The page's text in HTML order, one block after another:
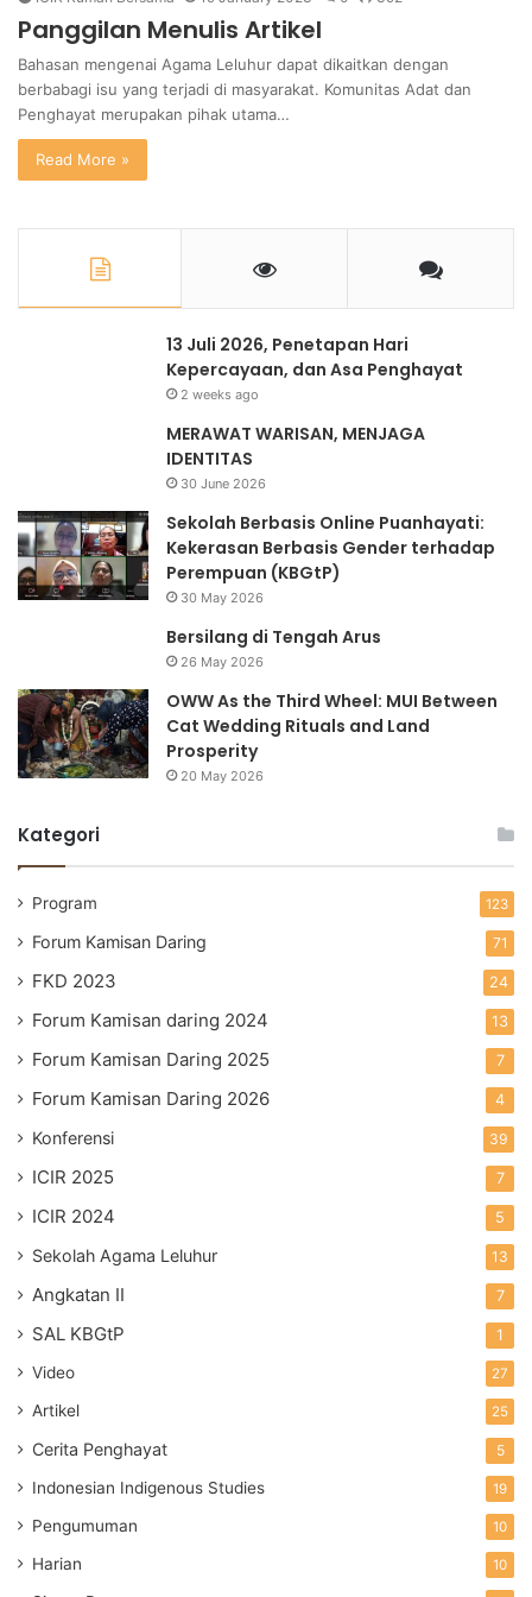
Panggilan Menulis Artikel
Bahasan mengenai Agama Leluhur dapat dikaitkan dengan
berbabagi isu yang terjadi di masyarakat. Komunitas Adat dan
Penghayat merupakan pihak utama…
Read More »
13 Juli 2026, Penetapan Hari
Kepercayaan, dan Asa Penghayat
2 weeks ago
MERAWAT WARISAN, MENJAGA
IDENTITAS
30 June 2026
Sekolah Berbasis Online Puanhayati:
Kekerasan Berbasis Gender terhadap
Perempuan (KBGtP)
30 May 2026
Bersilang di Tengah Arus
26 May 2026
OWW As the Third Wheel: MUI Between
Cat Wedding Rituals and Land
Prosperity
20 May 2026
Kategori
Program 123
Forum Kamisan Daring 71
FKD 2023 24
Forum Kamisan daring 2024 13
Forum Kamisan Daring 2025 7
Forum Kamisan Daring 2026 4
Konferensi 39
ICIR 2025 7
ICIR 2024 5
Sekolah Agama Leluhur 13
Angkatan II 7
SAL KBGtP 1
Video 27
Artikel 25
Cerita Penghayat 5
Indonesian Indigenous Studies 19
Pengumuman 10
Harian 10